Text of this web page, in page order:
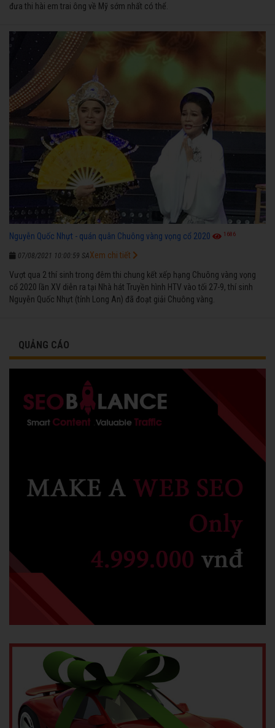
đưa thi hài em trai ông về Mỹ sớm nhất có thể.
Nguyễn Quốc Nhựt - quán quân Chuông vàng vọng cổ 2020 1686
07/08/2021 10:00:59 SA
Vượt qua 2 thí sinh trong đêm thi chung kết xếp hạng Chuông vàng vọng
cổ 2020 lần XV diễn ra tại Nhà hát Truyền hình HTV vào tối 27-9, thí sinh
Nguyễn Quốc Nhựt (tỉnh Long An) đã đoạt giải Chuông vàng.
Xem chi tiết
QUẢNG CÁO